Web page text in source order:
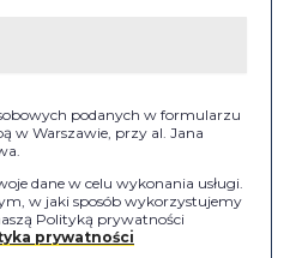
podanych w formularzu
w Warszawie, przy al. Jana
dane w celu wykonania usługi.
w jaki sposób wykorzystujemy
Polityką prywatności
prywatności